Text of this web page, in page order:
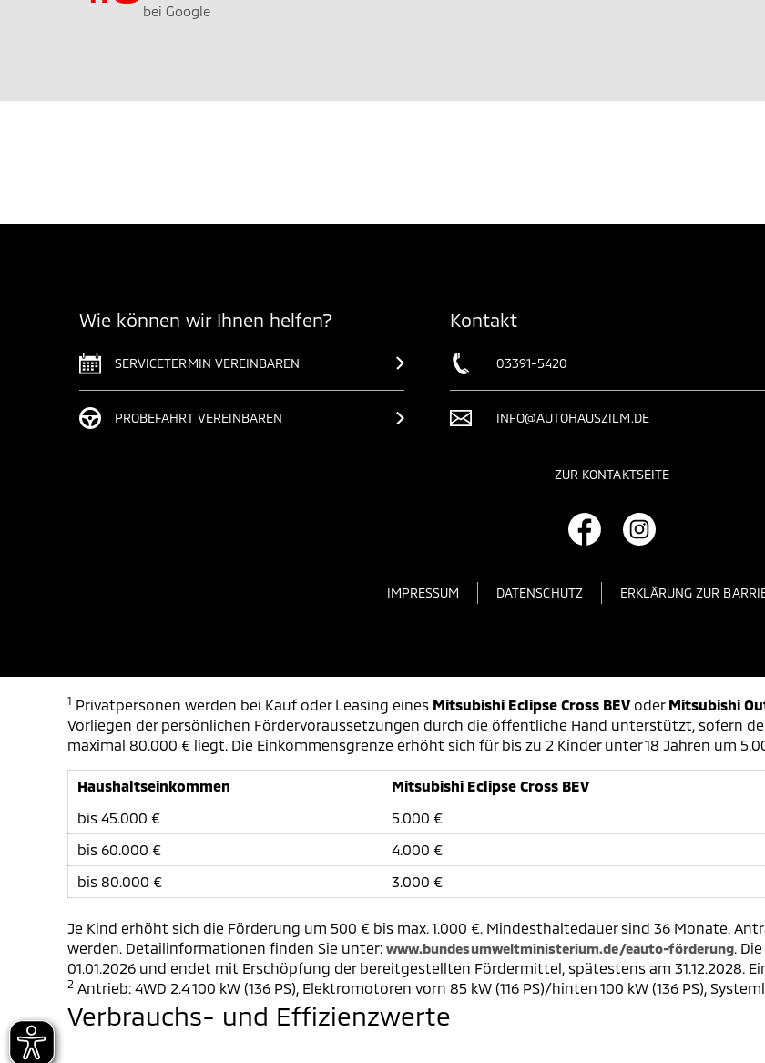
bei Google
Wie können wir Ihnen helfen?
SERVICETERMIN VEREINBAREN
PROBEFAHRT VEREINBAREN
Kontakt
03391-5420
INFO@AUTOHAUSZILM.DE
ZUR KONTAKTSEITE
IMPRESSUM DATENSCHUTZ ERKLÄRUNG ZUR
1 Privatpersonen werden bei Kauf oder Leasing eines Mitsubishi Eclipse Cross BEV oder Mitsubishi
Vorliegen der persönlichen Fördervoraussetzungen durch die öffentliche Hand unterstützt, sofern
maximal 80.000 € liegt. Die Einkommensgrenze erhöht sich für bis zu 2 Kinder unter 18 Jahren um
Haushaltseinkommen Mitsubishi Eclipse Cross BEV
bis 45.000 €
5.000 €
bis 60.000 €
4.000 €
bis 80.000 €
3.000 €
Je Kind erhöht sich die Förderung um 500 € bis max. 1.000 €. Mindesthaltedauer sind 36 Monate.
werden. Detailinformationen finden Sie unter: www.bundesumweltministerium.de/eauto-förderung.
01.01.2026 und endet mit Erschöpfung der bereitgestellten Fördermittel, spätestens am 31.12.2028.
2 Antrieb: 4WD 2.4 100 kW (136 PS), Elektromotoren vorn 85 kW (116 PS)/hinten 100 kW (136 PS),
Verbrauchs- und Effizienzwerte